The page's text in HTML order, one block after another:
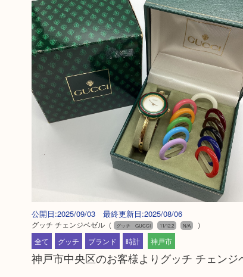
公開日:2025/09/03 最終更新日:2025/08/06
グッチ チェンジベゼル（ グッチ GUCCI 11/12.2 N/A
）
全て
グッチ ブランド 時計 神戸市
神戸市中央区のお客様よりグッチ チェンジ